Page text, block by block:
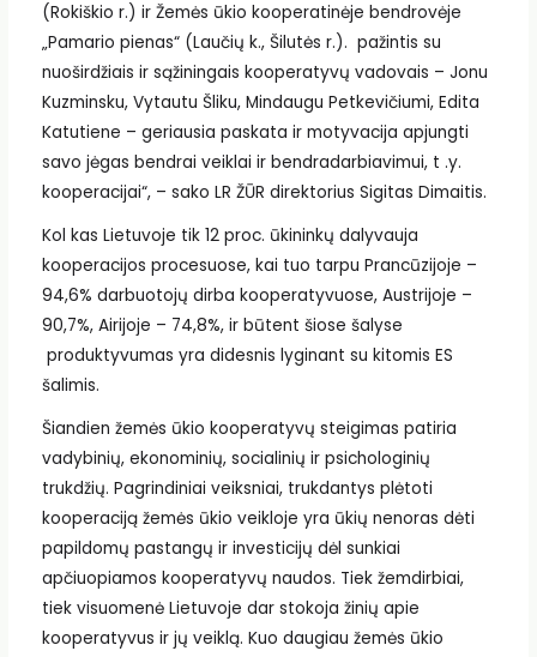
(Rokiškio r.) ir Žemės ūkio kooperatinėje bendrovėje
„Pamario pienas“ (Laučių k., Šilutės r.). pažintis su
nuoširdžiais ir sąžiningais kooperatyvų vadovais – Jonu
Kuzminsku, Vytautu Šliku, Mindaugu Petkevičiumi, Edita
Katutiene – geriausia paskata ir motyvacija apjungti
savo jėgas bendrai veiklai ir bendradarbiavimui, t .y.
kooperacijai“, – sako LR ŽŪR direktorius Sigitas Dimaitis.
Kol kas Lietuvoje tik 12 proc. ūkininkų dalyvauja
kooperacijos procesuose, kai tuo tarpu Prancūzijoje –
94,6% darbuotojų dirba kooperatyvuose, Austrijoje –
90,7%, Airijoje – 74,8%, ir būtent šiose šalyse
produktyvumas yra didesnis lyginant su kitomis ES
šalimis.
Šiandien žemės ūkio kooperatyvų steigimas patiria
vadybinių, ekonominių, socialinių ir psichologinių
trukdžių. Pagrindiniai veiksniai, trukdantys plėtoti
kooperaciją žemės ūkio veikloje yra ūkių nenoras dėti
papildomų pastangų ir investicijų dėl sunkiai
apčiuopiamos kooperatyvų naudos. Tiek žemdirbiai,
tiek visuomenė Lietuvoje dar stokoja žinių apie
kooperatyvus ir jų veiklą. Kuo daugiau žemės ūkio